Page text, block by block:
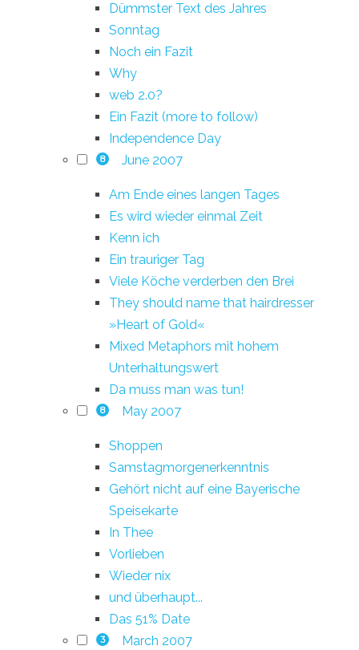
Dümmster Text des Jahres
Sonntag
Noch ein Fazit
Why
web 2.0?
Ein Fazit (more to follow)
Independence Day
8 June 2007
Am Ende eines langen Tages
Es wird wieder einmal Zeit
Kenn ich
Ein trauriger Tag
Viele Köche verderben den Brei
They should name that hairdresser
»Heart of Gold«
Mixed Metaphors mit hohem
Unterhaltungswert
Da muss man was tun!
8 May 2007
Shoppen
Samstagmorgenerkenntnis
Gehört nicht auf eine Bayerische
Speisekarte
In Thee
Vorlieben
Wieder nix
und überhaupt...
Das 51% Date
3 March 2007